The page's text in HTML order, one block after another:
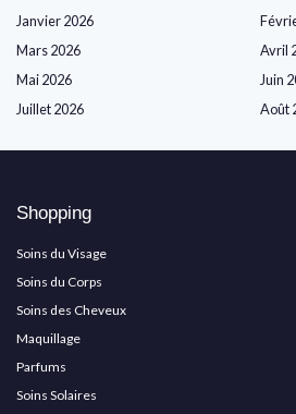
Janvier 2026
Mars 2026
Avril
Mai 2026
Juin
Juillet 2026
Août
Shopping
Soins du Visage
Soins du Corps
Soins des Cheveux
Maquillage
Parfums
Soins Solaires